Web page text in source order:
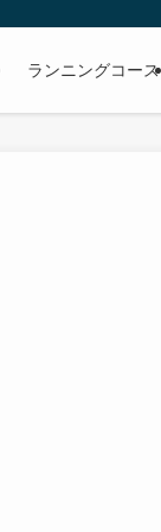
ランニングコース